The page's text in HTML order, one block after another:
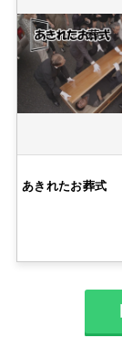
あきれたお葬式